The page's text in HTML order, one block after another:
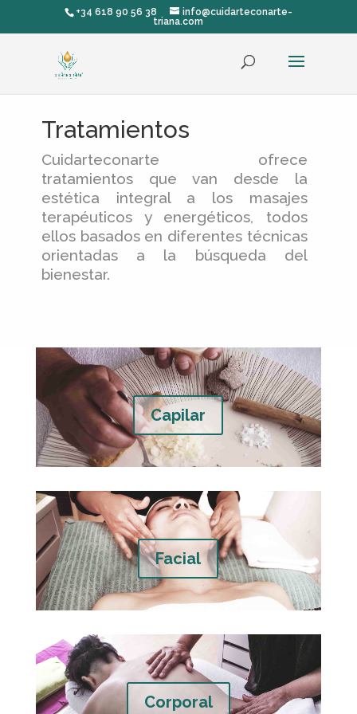
+34 618 90 56 38
info@cuidarteconarte-
triana.com
Tratamientos
Cuidarteconarte ofrece
tratamientos que van desde la
estética integral a los masajes
terapéuticos y energéticos, todos
ellos basados en diferentes técnicas
orientadas a la búsqueda del
bienestar.
Capilar
Facial
Corporal